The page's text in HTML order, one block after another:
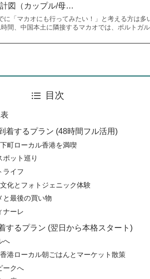
図（カップル/母…
に「マカオにも行ってみたい！」と考える方は多
間、中国本土に隣接するマカオでは、ポルトガ
目次
着するプラン (48時間フル活用)
町ローカル香港を満喫
ポット巡り
ライフ
化とフォトジェニック体験
と最後の買い物
ナーレ
するプラン (翌日から本格スタート)
へ
港ローカル朝ごはんとマーケット散策
ークへ